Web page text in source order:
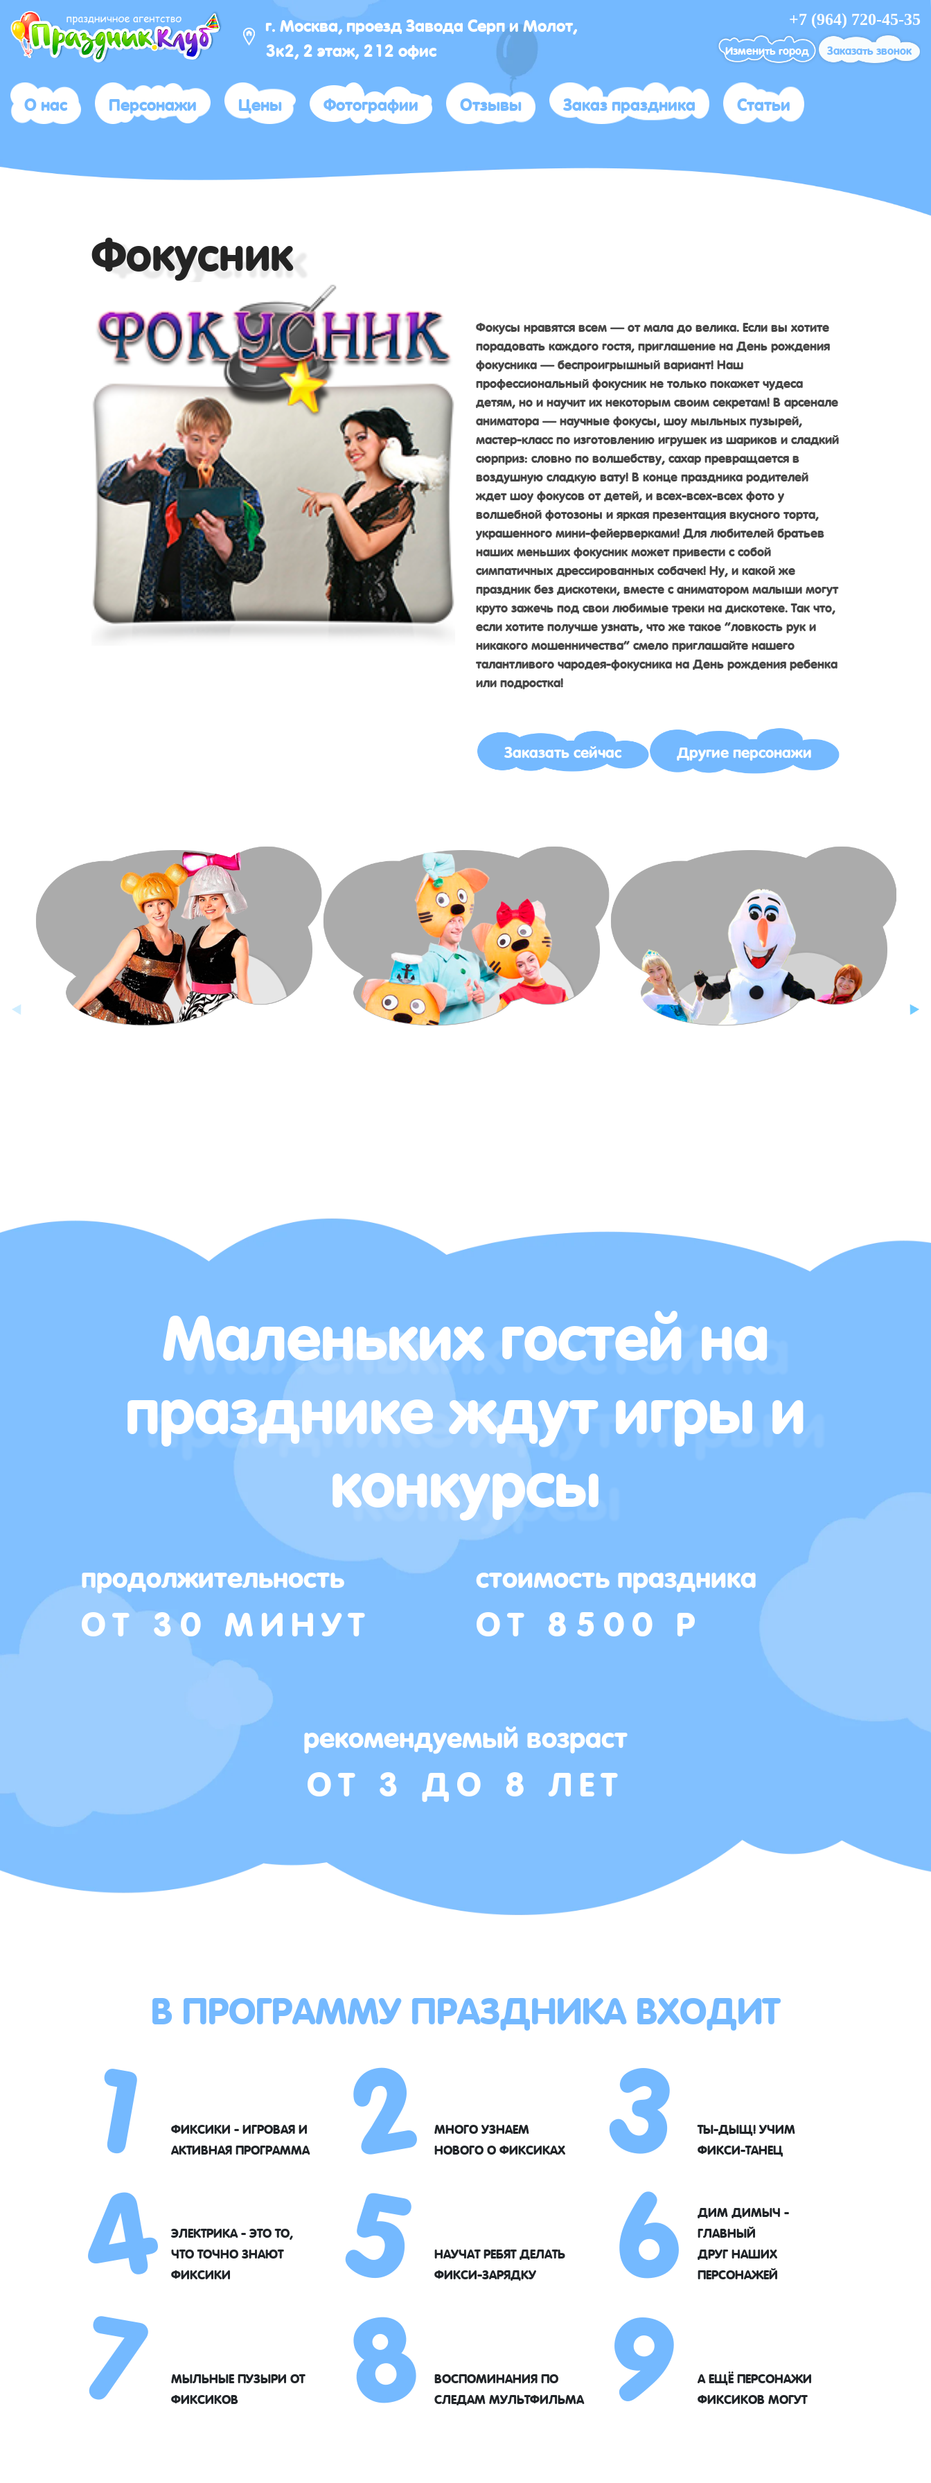
г. Москва, проезд Завода Серп и Молот,
3к2, 2 этаж, 212 офис
+7 (964) 720-45-35
Изменить город Заказать звонок
О нас Персонажи Цены Фотографии Отзывы Заказ праздника Статьи
Фокусник
Фокусы нравятся всем — от мала до велика. Если вы хотите
порадовать каждого гостя, приглашение на День рождения
фокусника — беспроигрышный вариант! Наш
профессиональный фокусник не только покажет чудеса
детям, но и научит их некоторым своим секретам! В арсенале
аниматора — научные фокусы, шоу мыльных пузырей,
мастер-класс по изготовлению игрушек из шариков и сладкий
сюрприз: словно по волшебству, сахар превращается в
воздушную сладкую вату! В конце праздника родителей
ждет шоу фокусов от детей, и всех-всех-всех фото у
волшебной фотозоны и яркая презентация вкусного торта,
украшенного мини-фейерверками! Для любителей братьев
наших меньших фокусник может привести с собой
симпатичных дрессированных собачек! Ну, и какой же
праздник без дискотеки, вместе с аниматором малыши могут
круто зажечь под свои любимые треки на дискотеке. Так что,
если хотите получше узнать, что же такое “ловкость рук и
никакого мошенничества” смело приглашайте нашего
талантливого чародея-фокусника на День рождения ребенка
или подростка!
Заказать сейчас Другие персонажи
Маленьких гостей на
празднике ждут игры и
конкурсы
продолжительность
ОТ 30 МИНУТ
стоимость праздника
ОТ 8500 Р
рекомендуемый возраст
ОТ 3 ДО 8 ЛЕТ
В ПРОГРАММУ ПРАЗДНИКА ВХОДИТ
1ФИКСИКИ - ИГРОВАЯ И
АКТИВНАЯ ПРОГРАММА
2МНОГО УЗНАЕМ
НОВОГО О ФИКСИКАХ
3ТЫ-ДЫЩ! УЧИМ
ФИКСИ-ТАНЕЦ
4ЭЛЕКТРИКА - ЭТО ТО,
ЧТО ТОЧНО ЗНАЮТ
ФИКСИКИ
5НАУЧАТ РЕБЯТ ДЕЛАТЬ
ФИКСИ-ЗАРЯДКУ
6ДИМ ДИМЫЧ -
ГЛАВНЫЙ
ДРУГ НАШИХ
ПЕРСОНАЖЕЙ
7МЫЛЬНЫЕ ПУЗЫРИ ОТ
ФИКСИКОВ
8ВОСПОМИНАНИЯ ПО
СЛЕДАМ МУЛЬТФИЛЬМА
9А ЕЩЁ ПЕРСОНАЖИ
ФИКСИКОВ МОГУТ